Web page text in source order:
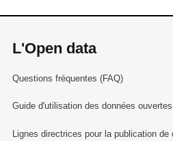
L'Open data
Questions fréquentes (FAQ)
Guide d'utilisation des données ouvertes
Lignes directrices pour la publication de